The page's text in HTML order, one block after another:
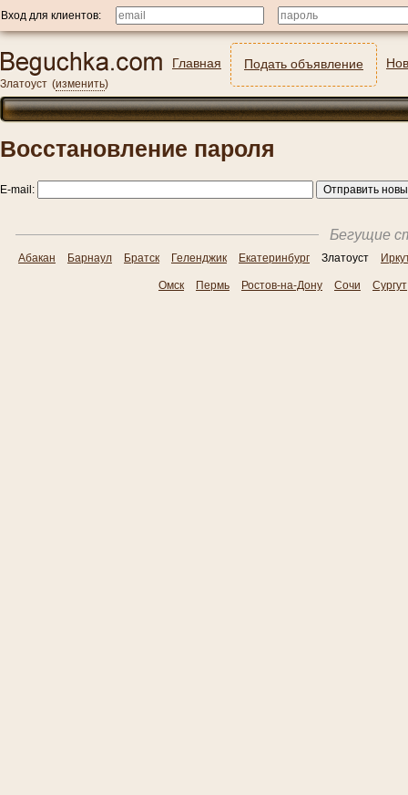
Вход для клиентов:
Златоуст (изменить)
Главная Подать объявление
Восстановление пароля
E-mail:
Бегущие
Абакан Барнаул Братск Геленджик Екатеринбург Златоуст
Омск Пермь Ростов-на-Дону Сочи Сургут